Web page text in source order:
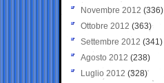
Novembre 2012 (336)
Ottobre 2012 (363)
Settembre 2012 (341)
Agosto 2012 (238)
Luglio 2012 (328)